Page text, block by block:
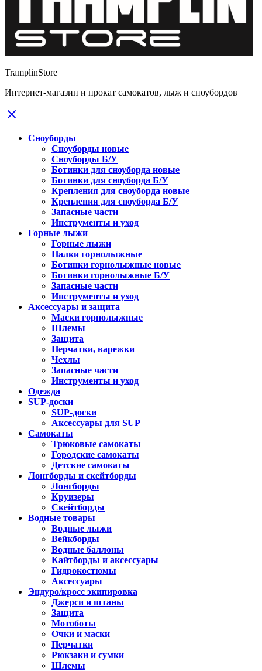
TramplinStore
Интернет-магазин и прокат самокатов, лыж и сноубордов
Сноуборды
Сноуборды новые
Сноуборды Б/У
Ботинки для сноуборда новые
Ботинки для сноуборда Б/У
Крепления для сноуборда новые
Крепления для сноуборда Б/У
Запасные части
Инструменты и уход
Горные лыжи
Горные лыжи
Палки горнолыжные
Ботинки горнолыжные новые
Ботинки горнолыжные Б/У
Запасные части
Инструменты и уход
Аксессуары и защита
Маски горнолыжные
Шлемы
Защита
Перчатки, варежки
Чехлы
Запасные части
Инструменты и уход
Одежда
SUP-доски
SUP-доски
Аксессуары для SUP
Самокаты
Трюковые самокаты
Городские самокаты
Детские самокаты
Лонгборды и скейтборды
Лонгборды
Круизеры
Скейтборды
Водные товары
Водные лыжи
Вейкборды
Водные баллоны
Кайтборды и аксессуары
Гидрокостюмы
Аксессуары
Эндуро/кросс экипировка
Джерси и штаны
Защита
Мотоботы
Очки и маски
Перчатки
Рюкзаки и сумки
Шлемы